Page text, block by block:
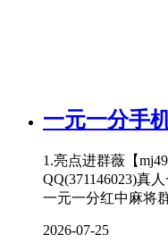
一元一分手
1.亮点进群薇【
QQ(371146023)真
一元一分红中麻将
2026-07-25